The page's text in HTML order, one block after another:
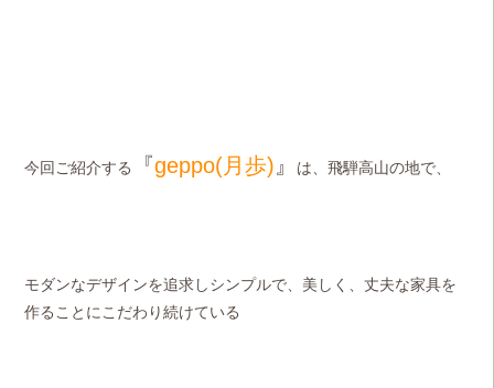
今回ご紹介する 『geppo(月歩) 』 は、飛騨高山の地で、
モダンなデザインを追求しシンプルで、美しく、丈夫な家具を
作ることにこだわり続けている